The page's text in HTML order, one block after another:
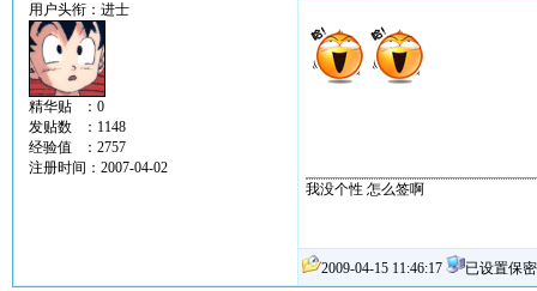
用户头衔：进士
精华贴 ：0
发贴数 ：1148
经验值 ：2757
注册时间：2007-04-02
我没个性 怎么签啊
2009-04-15 11:46:17 已设置保密